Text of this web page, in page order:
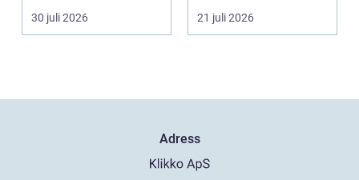
innehåller kranvatt...
30 juli 2026
generationsskiftas,...
21 juli 2026
Adress